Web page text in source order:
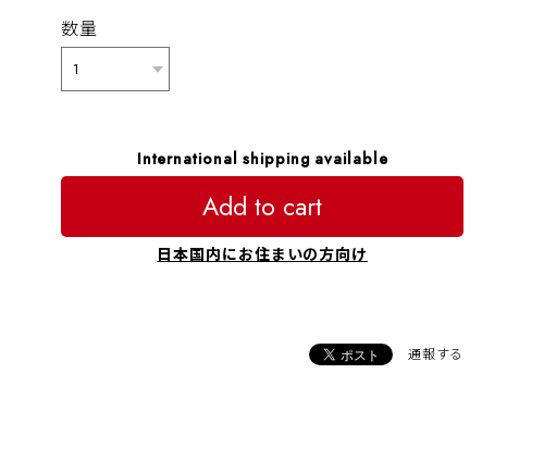
数量
International shipping available
Add to cart
日本国内にお住まいの方向け
通報する